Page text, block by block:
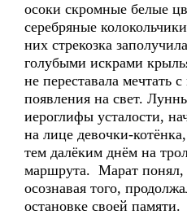
осоки скромные белые
серебряные
них стрекозка
голубыми искрами
не переставала мечтать
появления на свет.
иероглифы усталости,
на лице девочки-
тем далёким днём на
маршрута. Марат понял,
осознавая того,
остановке своей памяти.